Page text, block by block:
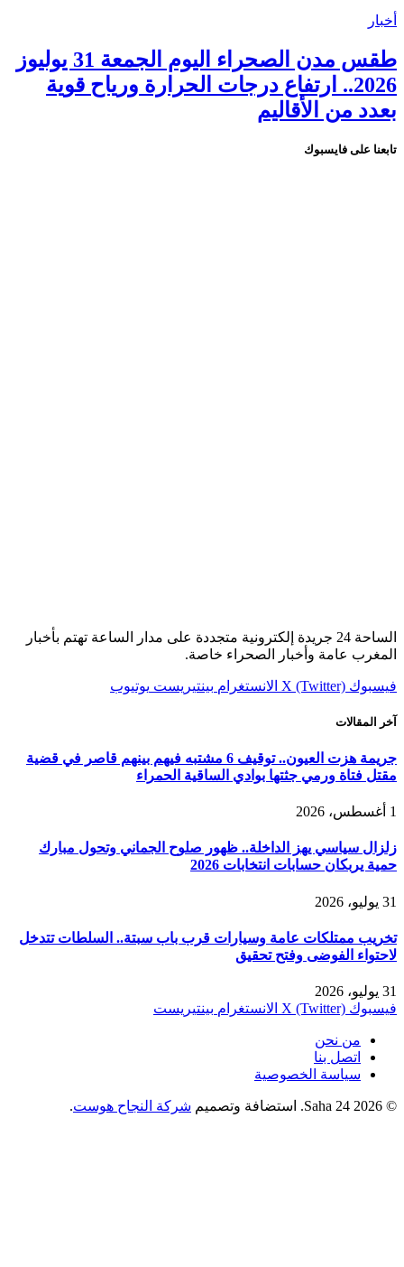
أخبار
طقس مدن الصحراء اليوم الجمعة 31 يوليوز
2026.. ارتفاع درجات الحرارة ورياح قوية
بعدد من الأقاليم
تابعنا على فايسبوك
الساحة 24 جريدة إلكترونية متجددة على مدار الساعة تهتم بأخبار
المغرب عامة وأخبار الصحراء خاصة.
فيسبوك X (Twitter) الانستغرام بينتيريست يوتيوب
آخر المقالات
جريمة هزت العيون.. توقيف 6 مشتبه فيهم بينهم قاصر في قضية
مقتل فتاة ورمي جثتها بوادي الساقية الحمراء
1 أغسطس، 2026
زلزال سياسي يهز الداخلة.. ظهور صلوح الجماني وتحول مبارك
حمية يربكان حسابات انتخابات 2026
31 يوليو، 2026
تخريب ممتلكات عامة وسيارات قرب باب سبتة.. السلطات تتدخل
لاحتواء الفوضى وفتح تحقيق
31 يوليو، 2026
فيسبوك X (Twitter) الانستغرام بينتيريست
من نحن
اتصل بنا
سياسة الخصوصية
© 2026 Saha 24. استضافة وتصميم شركة النجاح هوست.